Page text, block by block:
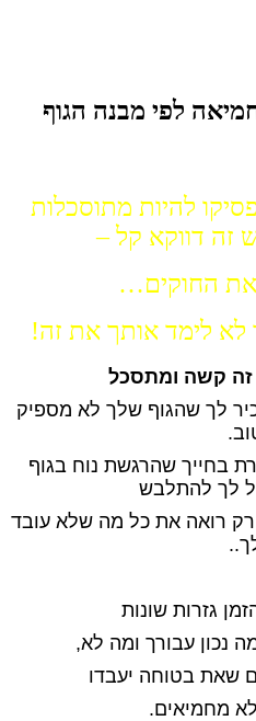
לפי מבנה הגוף
נשים הפסיקו להיות מתוסכלות
זה דווקא קל –
החוקים…
לימד אותך את זה!
זה קשה ומתסכל
לך שהגוף שלך לא מספיק
בחייך שהרגשת נוח בגוף
לך להתלבש
רואה את כל מה שלא עובד
גזרות שונות
נכון עבורך ומה לא,
שאת בטוחה יעבדו
מחמיאים.